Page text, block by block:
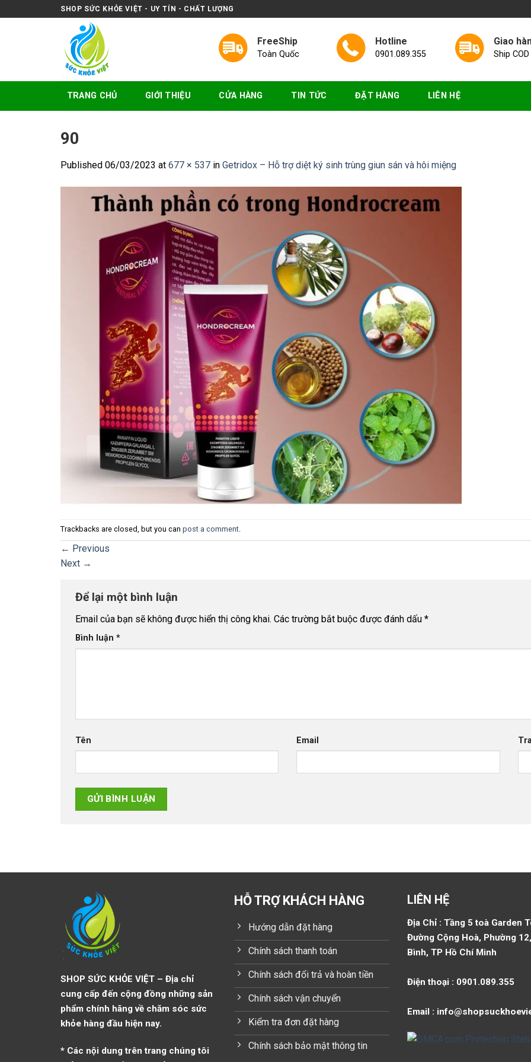
to
SHOP SỨC KHỎE VIỆT - UY TÍN - CHẤT LƯỢNG
FreeShip
Toàn Quốc
Hotline
0901.089.355
Giao
Ship
TRANG CHỦ GIỚI THIỆU CỬA HÀNG TIN TỨC ĐẶT HÀNG LIÊN HỆ
90
Published 06/03/2023 at 677 × 537 in Getridox – Hỗ trợ diệt ký sinh trùng giun sán và hôi miệng
Trackbacks are closed, but you can post a comment
← Previous
Next →
Để lại một bình luận
Email của bạn sẽ không được hiển thị công khai. Các trường bắt buộc được đánh dấu *
Bình luận *
Tên Email
SHOP SỨC KHỎE VIỆT – Địa chỉ
cung cấp đến cộng đồng những sản
phẩm chính hãng về chăm sóc sức
khỏe hàng đầu hiện nay.
* Các nội dung trên trang chúng tôi
HỖ TRỢ KHÁCH HÀNG
Hướng dẫn đặt hàng
Chính sách thanh toán
Chính sách đổi trả và hoàn tiền
Chính sách vận chuyển
Kiểm tra đơn đặt hàng
Chính sách bảo mật thông tin
LIÊN HỆ
Địa Chỉ : Tầng 5 toà Garden
Đường Cộng Hoà, Phường
Bình, TP Hồ Chí Minh
Điện thoại : 0901.089.355
Email :